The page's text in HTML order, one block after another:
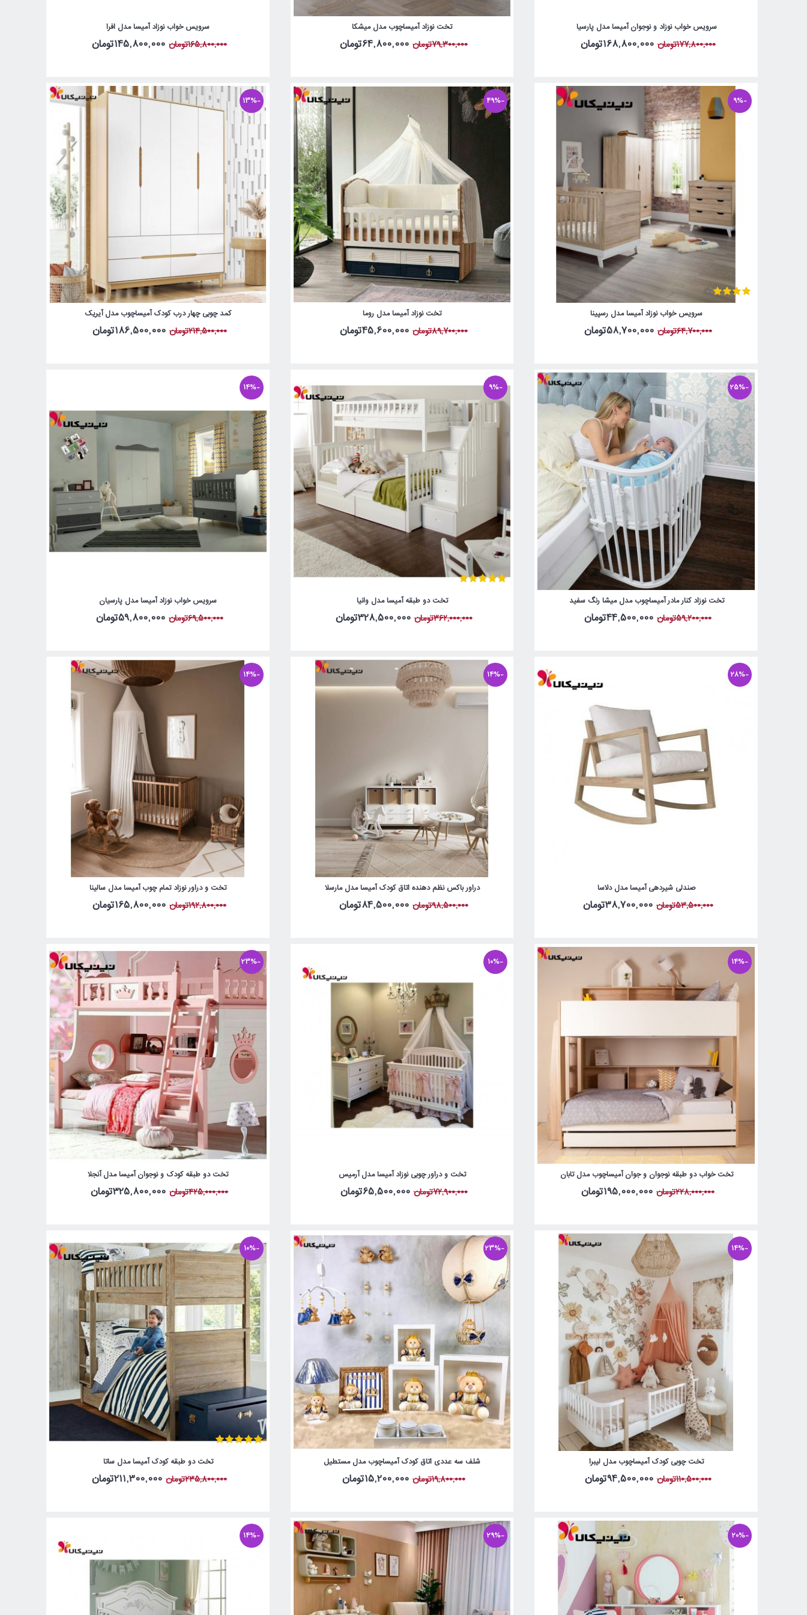
سرویس خواب نوزاد و نوجوان آمیسا مدل پارسیا
177,800,000تومان 168,800,000تومان
تخت نوزاد آمیساچوب مدل میشکا
79,300,000تومان 64,800,000تومان
سرویس خواب نوزاد آمیسا مدل افرا
165,800,000تومان 145,800,000تومان
-9%
سرویس خواب نوزاد آمیسا مدل رسپینا
64,700,000تومان 58,700,000تومان
-49%
تخت نوزاد آمیسا مدل روما
89,700,000تومان 45,600,000تومان
-13%
کمد چوبی چهار درب کودک آمیساچوب مدل آیریک
214,500,000تومان 186,500,000تومان
-25%
تخت نوزاد کنار مادر آمیساچوب مدل میشا رنگ سفید
59,200,000تومان 44,500,000تومان
-9%
تخت دو طبقه آمیسا مدل وانیا
362,000,000تومان 328,500,000تومان
-14%
سرویس خواب نوزاد آمیسا مدل پارسیان
69,500,000تومان 59,800,000تومان
-28%
صندلی شیردهی آمیسا مدل دلاسا
53,500,000تومان 38,700,000تومان
-14%
دراور باکس نظم دهنده اتاق کودک آمیسا مدل مارسلا
98,500,000تومان 84,500,000تومان
-14%
تخت و دراور نوزاد تمام چوب آمیسا مدل سالینا
192,800,000تومان 165,800,000تومان
-14%
تخت خواب دو طبقه نوجوان و جوان آمیساچوب مدل تابان
228,000,000تومان 195,000,000تومان
-10%
تخت و دراور چوبی نوزاد آمیسا مدل آرمیس
72,900,000تومان 65,500,000تومان
-23%
تخت دو طبقه کودک و نوجوان آمیسا مدل آنجلا
425,000,000تومان 325,800,000تومان
-14%
تخت چوبی کودک آمیساچوب مدل لیبرا
110,500,000تومان 94,500,000تومان
-23%
شلف سه عددی اتاق کودک آمیساچوب مدل مستطیل
19,800,000تومان 15,200,000تومان
-10%
تخت دو طبقه کودک آمیسا مدل ساتا
235,800,000تومان 211,300,000تومان
-20%
-29%
-14%